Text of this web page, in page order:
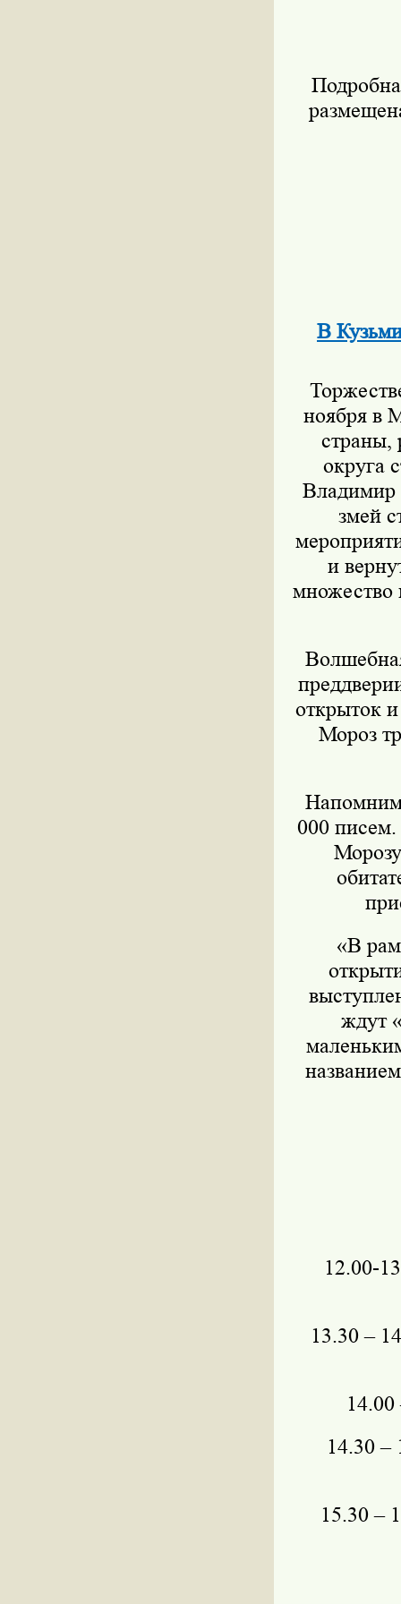
В
ноября в
страны,
округа
Владимир
змей
и
множество
открыток
Мороз
000 писем.
«В
ждут
12.00-
13.30 –
14.30 –
15.30 –